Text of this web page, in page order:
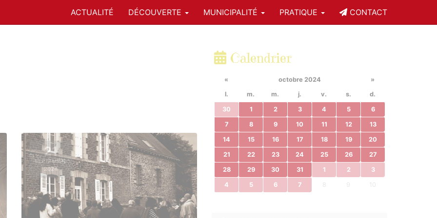
ACTUALITÉ DÉCOUVERTE MUNICIPALITÉ PRATIQUE CONTACT
21
SEPTEMBRE
2024
Calendrier
« octobre 2024
»
l.
m. m. j. v. s. d.
30 1 2 3 4 5 6
7 8 9 10 11 12 13
14 15 16 17 18 19 20
21 22 23 24 25 26 27
28 29 30 31 1 2 3
4 5 6 7 8 9 10